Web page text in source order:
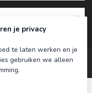
je privacy
te laten werken en je
gebruiken we alleen